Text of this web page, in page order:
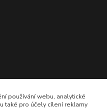
používání webu, analytické
také pro účely cílení reklamy